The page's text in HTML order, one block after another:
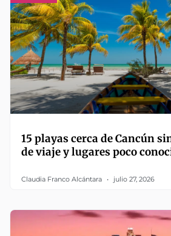
15 playas cerca de Cancún
de viaje y lugares poco
Claudia Franco Alcántara julio 27, 2026